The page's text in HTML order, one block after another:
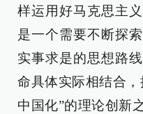
样运用好马克思主
是一个需要不断探
实事求是的思想路
命具体实际相结合
中国化”的理论创新